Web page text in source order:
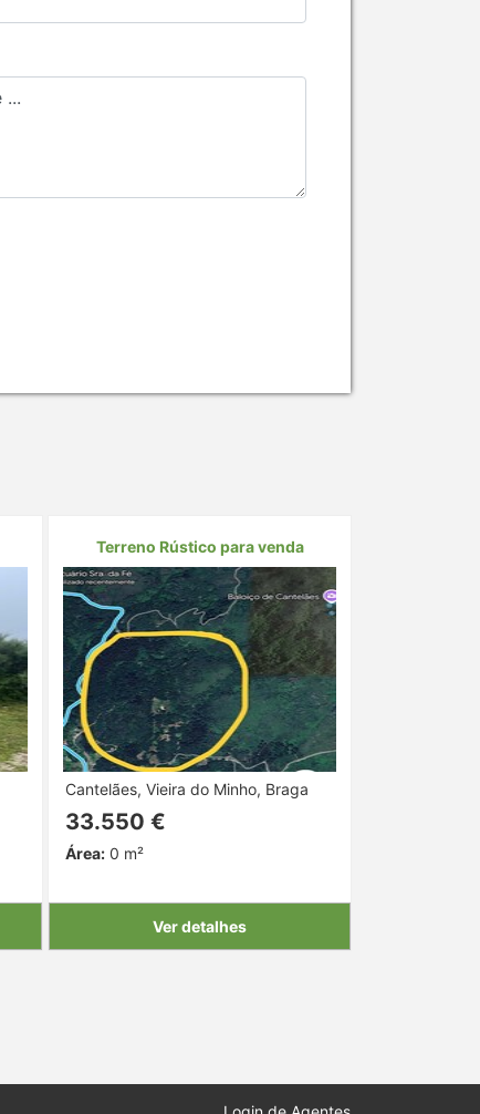
Terreno Rústico para venda
Cantelães, Vieira do Minho, Braga
33.550 €
Área: 0 m²
Ver detalhes